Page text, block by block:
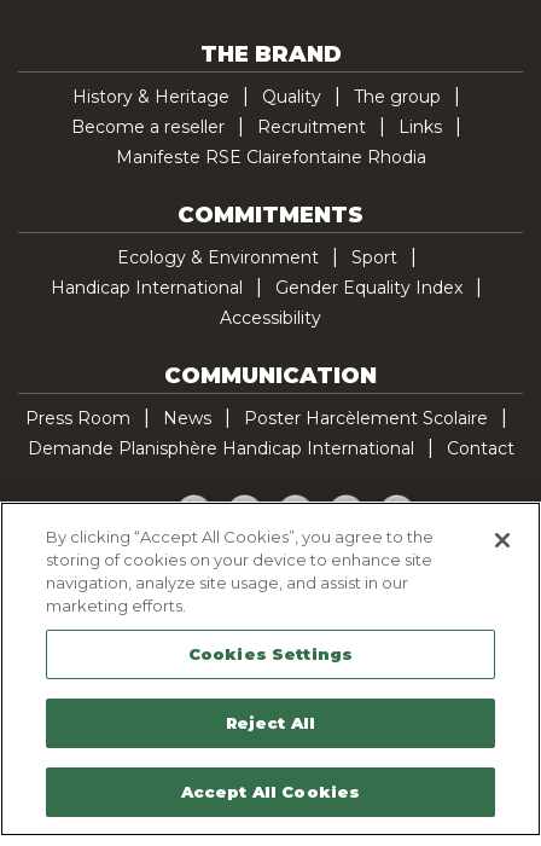
THE BRAND
History & Heritage Quality
The group
Become a reseller
Recruitment
Links
Manifeste RSE Clairefontaine Rhodia
COMMITMENTS
Ecology & Environment
Sport
Handicap International
Gender Equality Index
Accessibility
COMMUNICATION
Press Room News
Poster Harcèlement Scolaire
Demande Planisphère Handicap International
Contact
Facebook
TwitterYouTubePinterestTikTok
Cookie Policy
Legal Notice
Sitemap
Contactez-nous
By clicking “Accept All Cookies”, you agree to the
storing of cookies on your device to enhance site
navigation, analyze site usage, and assist in our
marketing efforts.
Cookies Settings
Reject All
Accept All Cookies